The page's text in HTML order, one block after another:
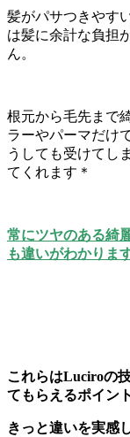
髪がパサつきやす
は髪に余計な負担
ん。
根元から毛先まで
ラーやパーマだけ
うしても受けてし
てくれます＊
常にツヤのある綺
も違いがわかりま
これらはLuciroの
てもらえるポイン
きっと違いを実感